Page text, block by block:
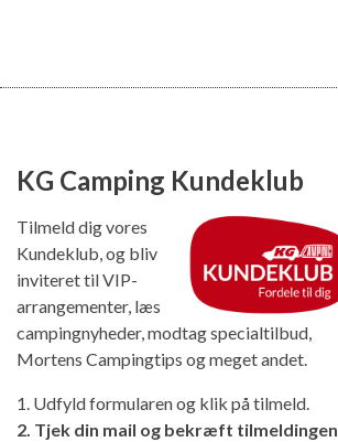
KG Camping Kundeklub
Tilmeld dig vores
Kundeklub, og bliv
inviteret til VIP-
arrangementer, læs
campingnyheder, modtag specialtilbud,
Mortens Campingtips og meget andet.
1. Udfyld formularen og klik på tilmeld.
2. Tjek din mail og bekræft tilmeldingen